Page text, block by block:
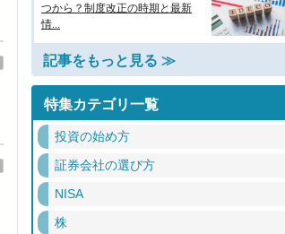
つから？制度改正の時期と最新
情...
記事をもっと見る ≫
特集カテゴリ一覧
投資の始め方
証券会社の選び方
NISA
株